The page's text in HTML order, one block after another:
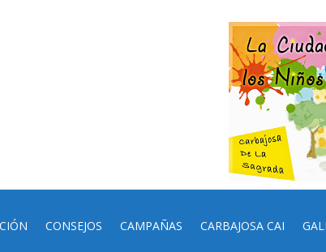
CONSEJOS CAMPAÑAS CARBAJOSA CAI